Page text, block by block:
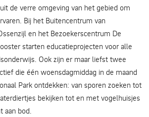
de verre omgeving van het gebied om
Bij het Buitencentrum van
en het Bezoekerscentrum De
starten educatieprojecten voor alle
Ook zijn er maar liefst twee
die één woensdagmiddag in de maand
Park ontdekken: van sporen zoeken tot
bekijken tot en met vogelhuisjes
aan bod.